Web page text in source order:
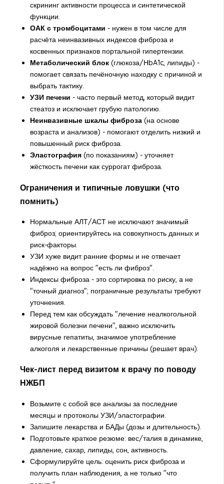
скрининг активности процесса и синтетической
функции.
ОАК с тромбоцитами - нужен в том числе для
расчёта неинвазивных индексов фиброза и
косвенных признаков портальной гипертензии.
Метаболический блок(глюкоза/НbA1c, липиды) -
помогает связать печёночную находку с причиной и
выбрать тактику.
УЗИ печени - часто первый метод, который видит
стеатоз и исключает грубую патологию.
Неинвазивные шкалы фиброза(на основе
возраста и анализов) - помогают отделить низкий и
повышенный риск фиброза.
Эластография(по показаниям) - уточняет
жёсткость печени как суррогат фиброза.
Ограничения и типичные ловушки (что
помнить)
Нормальные АЛТ/АСТ не исключают значимый
фиброз; ориентируйтесь на совокупность данных и
риск-факторы.
УЗИ хуже видит ранние формы и не отвечает
надёжно на вопрос "есть ли фиброз".
Индексы фиброза - это сортировка по риску, а не
"точный диагноз"; пограничные результаты требуют
уточнения.
Перед тем как обсуждать "лечение неалкогольной
жировой болезни печени", важно исключить
вирусные гепатиты, значимое употребление
алкоголя и лекарственные причины (решает врач).
Чек-лист перед визитом к врачу по поводу
НЖБП
Возьмите с собой все анализы за последние
месяцы и протоколы УЗИ/эластографии.
Запишите лекарства и БАДы (дозы и длительность).
Подготовьте краткое резюме: вес/талия в динамике,
давление, сахар, липиды, сон, активность.
Сформулируйте цель: оценить риск фиброза и
получить план наблюдения, а не только "что